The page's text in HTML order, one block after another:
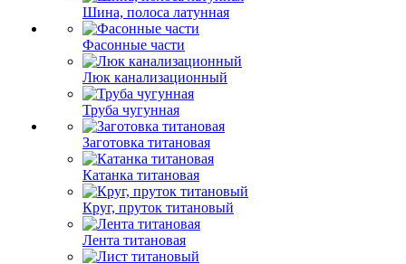
Шина, полоса латунная
Фасонные части
Люк канализационный
Труба чугунная
Заготовка титановая
Катанка титановая
Круг, пруток титановый
Лента титановая